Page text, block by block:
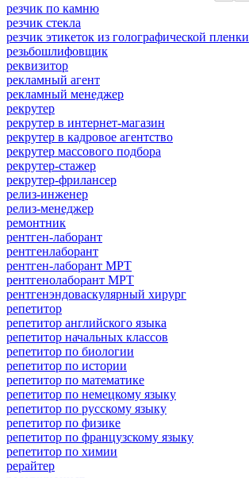
резчик по камню
резчик стекла
резчик этикеток из голографической пленки
резьбошлифовщик
реквизитор
рекламный агент
рекламный менеджер
рекрутер
рекрутер в интернет-магазин
рекрутер в кадровое агентство
рекрутер массового подбора
рекрутер-стажер
рекрутер-фрилансер
релиз-инженер
релиз-менеджер
ремонтник
рентген-лаборант
рентгенлаборант
рентген-лаборант МРТ
рентгенолаборант МРТ
рентгенэндоваскулярный хирург
репетитор
репетитор английского языка
репетитор начальных классов
репетитор по биологии
репетитор по истории
репетитор по математике
репетитор по немецкому языку
репетитор по русскому языку
репетитор по физике
репетитор по французскому языку
репетитор по химии
рерайтер